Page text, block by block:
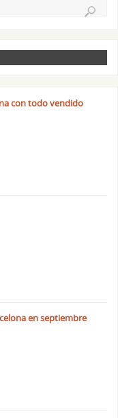
con todo vendido
en septiembre